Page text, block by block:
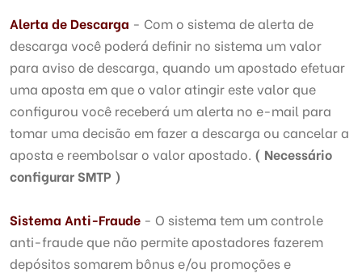
Alerta de Descarga - Com o sistema de alerta de
descarga você poderá definir no sistema um valor
para aviso de descarga, quando um apostado efetuar
uma aposta em que o valor atingir este valor que
configurou você receberá um alerta no e-mail para
tomar uma decisão em fazer a descarga ou cancelar a
aposta e reembolsar o valor apostado. ( Necessário
configurar SMTP )
Sistema Anti-Fraude - O sistema tem um controle
anti-fraude que não permite apostadores fazerem
depósitos somarem bônus e/ou promoções e